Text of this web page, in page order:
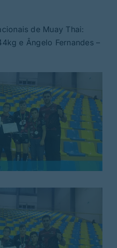
de Muay Thai:
e Ângelo Fernandes –